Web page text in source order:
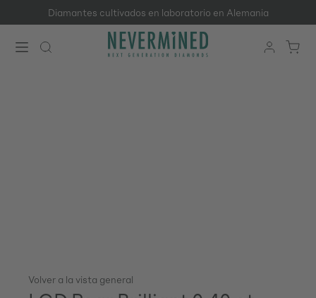
Saltar al contenido principal
Diamantes cultivados en laboratorio en Alemania
Volver a la vista general